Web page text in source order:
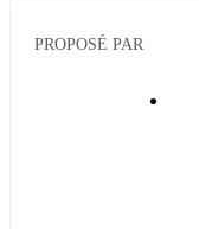
PROPOSÉ PAR